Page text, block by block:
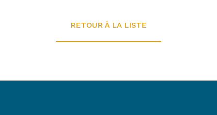
RETOUR À LA LISTE